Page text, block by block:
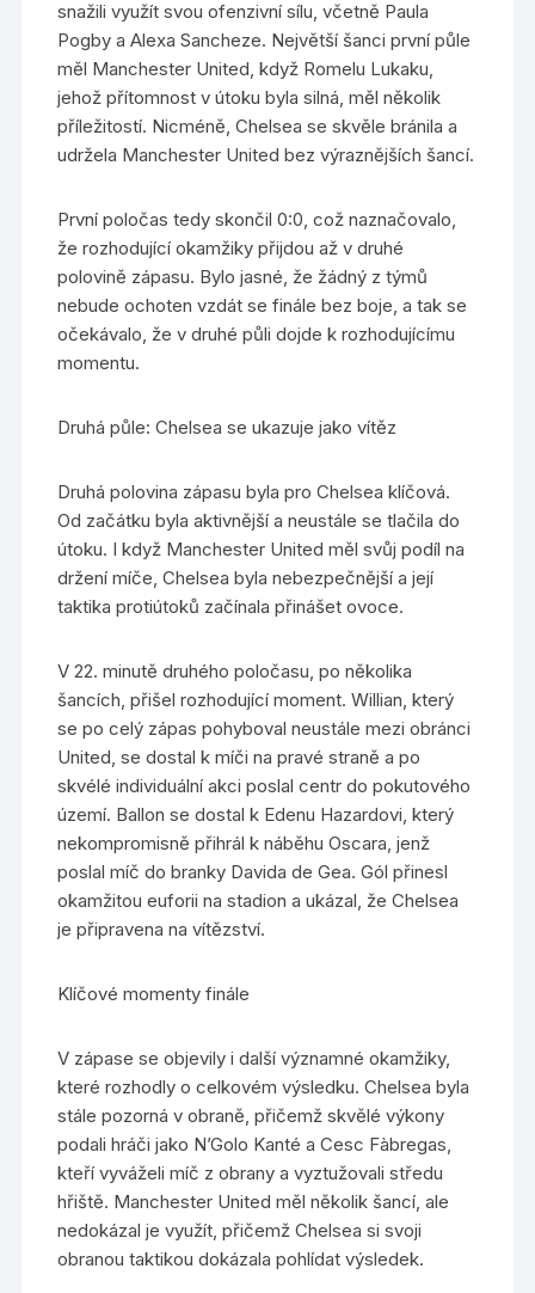
snažili využít svou ofenzivní sílu, včetně Paula
Pogby a Alexa Sancheze. Největší šanci první půle
měl Manchester United, když Romelu Lukaku,
jehož přítomnost v útoku byla silná, měl několik
příležitostí. Nicméně, Chelsea se skvěle bránila a
udržela Manchester United bez výraznějších šancí.
První poločas tedy skončil 0:0, což naznačovalo,
že rozhodující okamžiky přijdou až v druhé
polovině zápasu. Bylo jasné, že žádný z týmů
nebude ochoten vzdát se finále bez boje, a tak se
očekávalo, že v druhé půli dojde k rozhodujícímu
momentu.
Druhá půle: Chelsea se ukazuje jako vítěz
Druhá polovina zápasu byla pro Chelsea klíčová.
Od začátku byla aktivnější a neustále se tlačila do
útoku. I když Manchester United měl svůj podíl na
držení míče, Chelsea byla nebezpečnější a její
taktika protiútoků začínala přinášet ovoce.
V 22. minutě druhého poločasu, po několika
šancích, přišel rozhodující moment. Willian, který
se po celý zápas pohyboval neustále mezi obránci
United, se dostal k míči na pravé straně a po
skvélé individuální akci poslal centr do pokutového
území. Ballon se dostal k Edenu Hazardovi, který
nekompromisně přihrál k náběhu Oscara, jenž
poslal míč do branky Davida de Gea. Gól přinesl
okamžitou euforii na stadion a ukázal, že Chelsea
je připravena na vítězství.
Klíčové momenty finále
V zápase se objevily i další významné okamžiky,
které rozhodly o celkovém výsledku. Chelsea byla
stále pozorná v obraně, přičemž skvělé výkony
podali hráči jako N’Golo Kanté a Cesc Fàbregas,
kteří vyváželi míč z obrany a vyztužovali středu
hřiště. Manchester United měl několik šancí, ale
nedokázal je využít, přičemž Chelsea si svoji
obranou taktikou dokázala pohlídat výsledek.